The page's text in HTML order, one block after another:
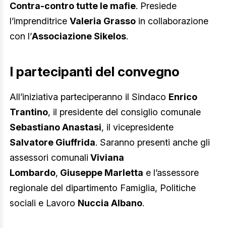
Contra-contro tutte le mafie. Presiede
l’imprenditrice Valeria Grasso in collaborazione
con l’Associazione Sikelos.
I partecipanti del convegno
All’iniziativa parteciperanno il Sindaco Enrico
Trantino, il presidente del consiglio comunale
Sebastiano Anastasi, il vicepresidente
Salvatore Giuffrida. Saranno presenti anche gli
assessori comunali Viviana
Lombardo, Giuseppe Marletta e l’assessore
regionale del dipartimento Famiglia, Politiche
sociali e Lavoro Nuccia Albano.